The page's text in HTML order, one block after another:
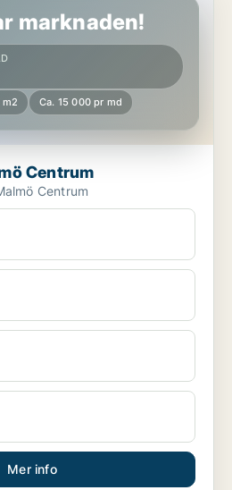
marknaden!
m2 Ca. 15 000 pr md
Centrum
Centrum
Mer info